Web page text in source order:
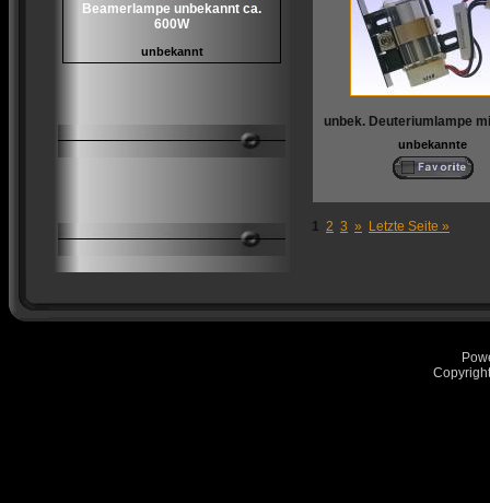
Beamerlampe unbekannt ca.
600W
unbekannt
unbek. Deuteriumlampe
unbekannte
1 2 3 » Letzte Seite »